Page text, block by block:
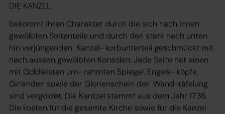
DIE KANZEL
bekommt ihren Charakter durch die sich nach innen
gewölbten Seitenteile und durch den stark nach unten
hin verjüngenden Kanzel- korbunterteil geschmückt mit
nach aussen gewölbten Konsolen. Jede Seite hat einen
mit Goldleisten um- rahmten Spiegel. Engels- köpfe,
Girlanden sowie der Glorienschein der Wand-täfelung
sind vergoldet. Die Kantzel stammt aus dem Jahr 1736.
Die kosten für die gesamte Kirche sowie für die Kanzel